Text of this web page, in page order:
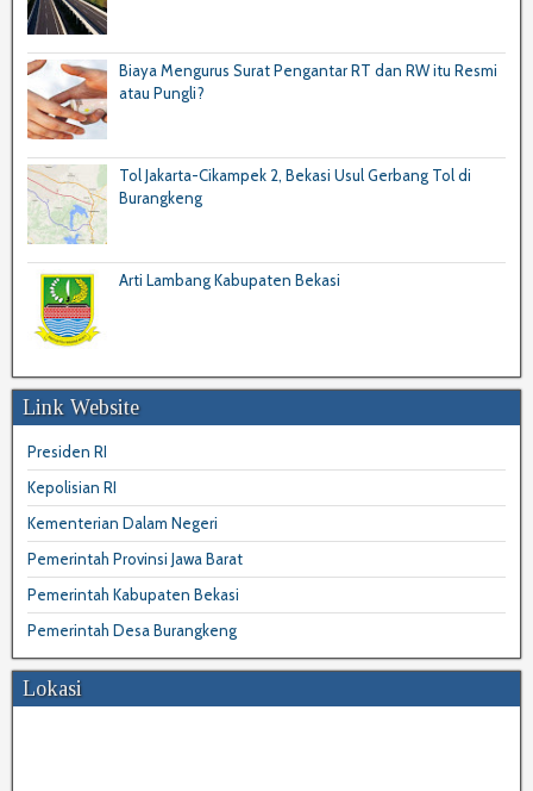
Biaya Mengurus Surat Pengantar RT dan RW itu Resmi
atau Pungli?
Tol Jakarta-Cikampek 2, Bekasi Usul Gerbang Tol di
Burangkeng
Arti Lambang Kabupaten Bekasi
Link Website
Presiden RI
Kepolisian RI
Kementerian Dalam Negeri
Pemerintah Provinsi Jawa Barat
Pemerintah Kabupaten Bekasi
Pemerintah Desa Burangkeng
Lokasi